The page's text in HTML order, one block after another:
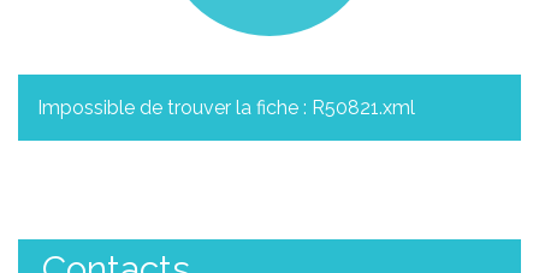
Impossible de trouver la fiche : R50821.xml